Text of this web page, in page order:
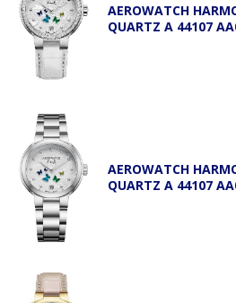
AEROWATCH
QUARTZ A 44107
AEROWATCH
QUARTZ A 44107